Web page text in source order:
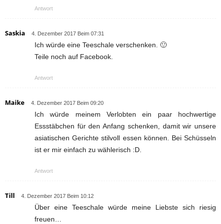
Antwort
Saskia 4. Dezember 2017 Beim 07:31
Ich würde eine Teeschale verschenken. 🙂
Teile noch auf Facebook.
Antwort
Maike 4. Dezember 2017 Beim 09:20
Ich würde meinem Verlobten ein paar hochwertige
Essstäbchen für den Anfang schenken, damit wir unsere
asiatischen Gerichte stilvoll essen können. Bei Schüsseln
ist er mir einfach zu wählerisch :D.
Antwort
Till 4. Dezember 2017 Beim 10:12
Über eine Teeschale würde meine Liebste sich riesig
freuen…